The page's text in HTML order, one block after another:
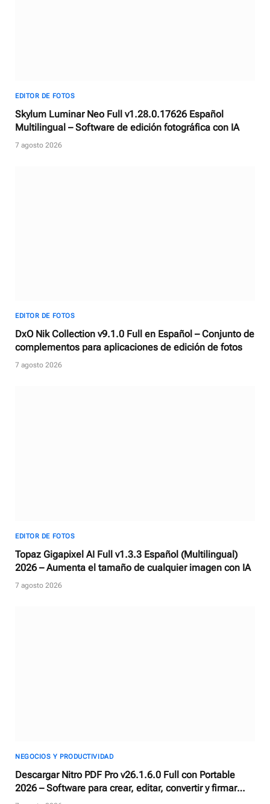
EDITOR DE FOTOS
Skylum Luminar Neo Full v1.28.0.17626 Español
Multilingual – Software de edición fotográfica con IA
7 agosto 2026
EDITOR DE FOTOS
DxO Nik Collection v9.1.0 Full en Español – Conjunto de
complementos para aplicaciones de edición de fotos
7 agosto 2026
EDITOR DE FOTOS
Topaz Gigapixel AI Full v1.3.3 Español (Multilingual)
2026 – Aumenta el tamaño de cualquier imagen con IA
7 agosto 2026
NEGOCIOS Y PRODUCTIVIDAD
Descargar Nitro PDF Pro v26.1.6.0 Full con Portable
2026 – Software para crear, editar, convertir y firmar
documentos PDF